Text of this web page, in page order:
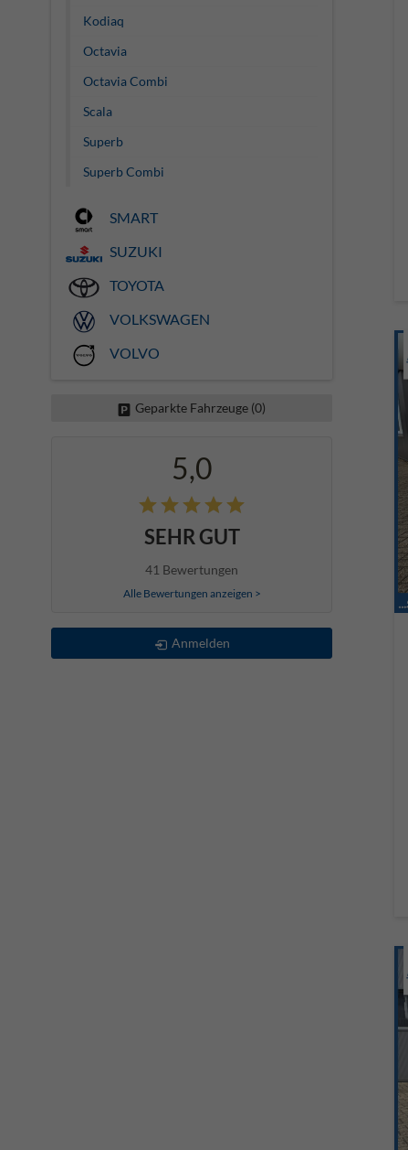
Kodiaq
Octavia
Octavia Combi
Scala
Superb
Superb Combi
SMART
SUZUKI
TOYOTA
VOLKSWAGEN
VOLVO
Geparkte Fahrzeuge (0)
5,0
SEHR GUT
41 Bewertungen
Alle Bewertungen anzeigen >
Anmelden